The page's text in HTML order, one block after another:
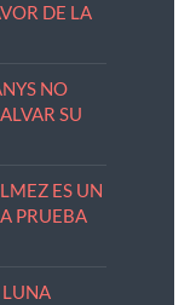
DE LA
NO
SU
ES UN
PRUEBA